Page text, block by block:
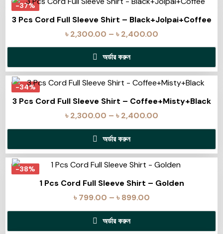
-37%
3 Pcs Cord Full Sleeve Shirt – Black+Jolpai+Coffee
৳2,300.00 – ৳2,400.00
অর্ডার করুন
-34%
3 Pcs Cord Full Sleeve Shirt – Coffee+Misty+Black
৳2,300.00 – ৳2,400.00
অর্ডার করুন
-38%
1 Pcs Cord Full Sleeve Shirt – Golden
৳799.00 – ৳899.00
অর্ডার করুন